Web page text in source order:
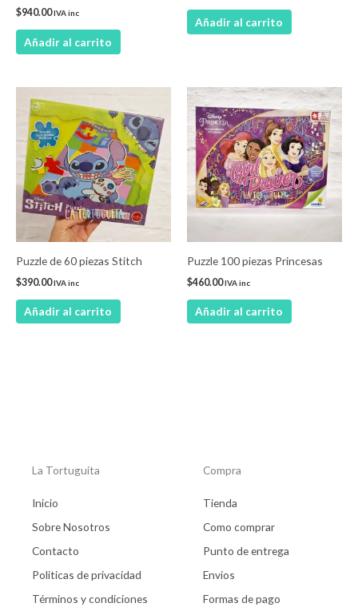
$940.00IVA inc
Añadir al carrito
Añadir al carrito
Puzzle de 60 piezas Stitch
$390.00IVA inc
Añadir al carrito
Puzzle 100 piezas Princesas
$460.00IVA inc
Añadir al carrito
La Tortuguita
Inicio
Sobre Nosotros
Contacto
Politicas de privacidad
Términos y condiciones
Compra
Tienda
Como comprar
Punto de entrega
Envios
Formas de pago